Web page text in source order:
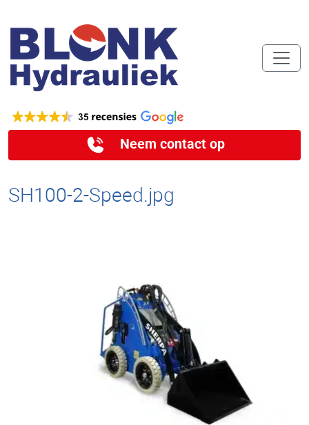
Neem contact op
SH100-2-Speed.jpg